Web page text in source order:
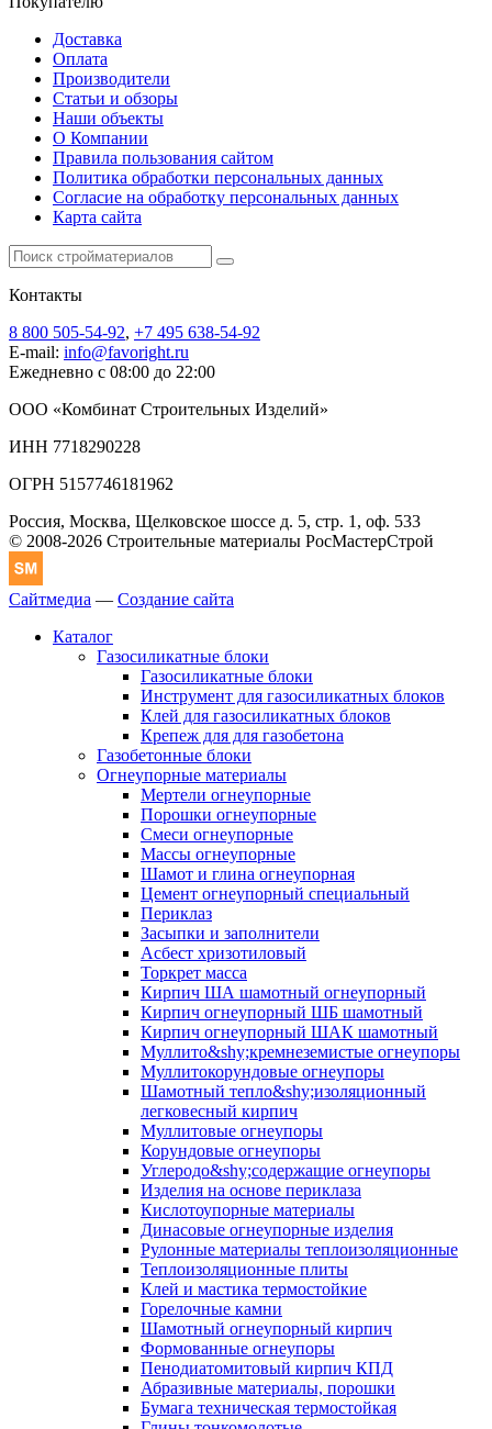
Доставка
Оплата
Производители
Статьи и обзоры
Наши объекты
О Компании
Правила пользования сайтом
Политика обработки персональных данных
Согласие на обработку персональных данных
Карта сайта
Контакты
8 800 505-54-92, +7 495 638-54-92
E-mail: info@favoright.ru
Ежедневно с 08:00 до 22:00
ООО «Комбинат Строительных Изделий»
ИНН 7718290228
ОГРН 5157746181962
Россия, Москва, Щелковское шоссе д. 5, стр. 1, оф. 533
© 2008-2026 Строительные материалы РосМастерСтрой
Сайтмедиа — Создание сайта
Каталог
Газосиликатные блоки
Газосиликатные блоки
Инструмент для газосиликатных блоков
Клей для газосиликатных блоков
Крепеж для для газобетона
Газобетонные блоки
Огнеупорные материалы
Мертели огнеупорные
Порошки огнеупорные
Смеси огнеупорные
Массы огнеупорные
Шамот и глина огнеупорная
Цемент огнеупорный специальный
Периклаз
Засыпки и заполнители
Асбест хризотиловый
Торкрет масса
Кирпич ША шамотный огнеупорный
Кирпич огнеупорный ШБ шамотный
Кирпич огнеупорный ШАК шамотный
Муллито&shy;­кремнеземистые огнеупоры
Муллито­корундовые огнеупоры
Шамотный тепло&shy;изоляционный
легковесный кирпич
Муллитовые огнеупоры
Корундовые огнеупоры
Углеродо&shy;содержащие огнеупоры
Изделия на основе периклаза
Кислотоупорные материалы
Динасовые огнеупорные изделия
Рулонные материалы теплоизоляционные
Тепло­изоляционные плиты
Клей и мастика термостойкие
Горелочные камни
Шамотный огнеупорный кирпич
Формованные огнеупоры
Пенодиатомитовый кирпич КПД
Абразивные материалы, порошки
Бумага техническая термостойкая